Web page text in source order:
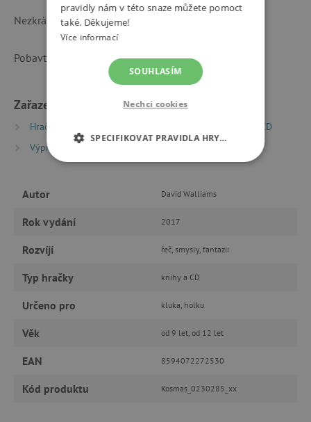
Nezkrácená verze na 1 mp3 CD | Celková délka 5 h
Pobavte se s příběhy o bláznivém dědečkovi!
Zařazeno v kategoriích
Hračky dle typu
Dětské audioknihy a CD
Výprodej %
Autor David Walliams
Rok vydání 2017
Rozvíjí řeč, smysly, fantazii
Typ hračky knihy a CD
Určeno pro kluka, holku
Věk od 9 let, od 12 let
EAN 8594072272530
Kód produktu Kosmas_0230285_xx
pravidly nám v této snaze můžete pomoct
také. Děkujeme!
Více informací
SOUHLASÍM
Nechci cookies
SPECIFIKOVAT PRAVIDLA HRY…
ANALYTICKÉ COOKIES
Nezbytně nutné cookies
Nezbytně nutné soubory cookie umožňují